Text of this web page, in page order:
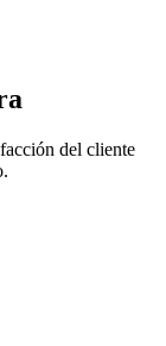
del cliente